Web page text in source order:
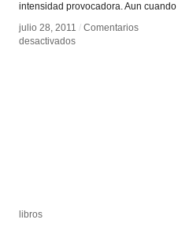
intensidad provocadora. Aun cuando
julio 28, 2011 / Comentarios
desactivadosen
julio 28, 2011 / Comentarios
desactivadosen
libros
libros